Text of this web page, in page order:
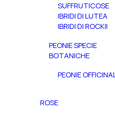
SUFFRUTICOSE
IBRIDI DI LUTEA
IBRIDI DI ROCKII
PEONIE SPECIE
BOTANICHE
PEONIE
ROSE